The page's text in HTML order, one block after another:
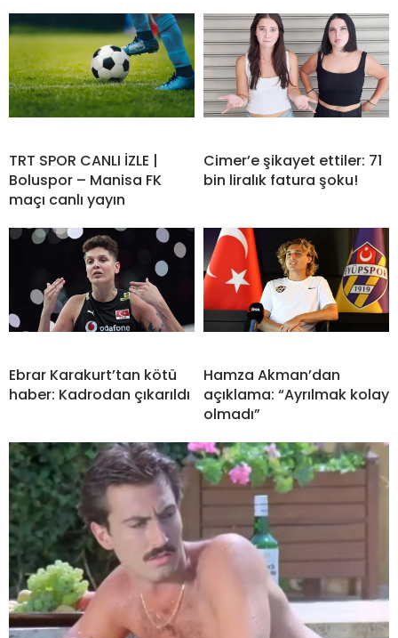
TRT SPOR CANLI İZLE |
Boluspor – Manisa FK
maçı canlı yayın
Cimer’e şikayet ettiler: 71
bin liralık fatura şoku!
Ebrar Karakurt’tan kötü
haber: Kadrodan çıkarıldı
Hamza Akman’dan
açıklama: “Ayrılmak kolay
olmadı”